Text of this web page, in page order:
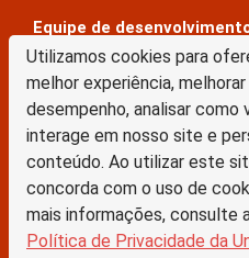
Utilizamos cookies para
melhor experiência, melhorar
desempenho, analisar como
interage em nosso site e
conteúdo. Ao utilizar este
concorda com o uso de
mais informações, consulte
Política de Privacidade da
Equipe de
Keite Aparecida Duarte
Márcio Vinícius De Jesus Almeida
Saul Victor De Castro E Silva
A Biblioteca Digital da Unicamp está
Atribuição Sem Derivações 4.0 Internacional